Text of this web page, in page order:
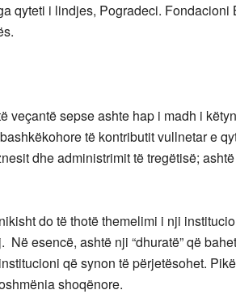
qyteti i lindjes, Pogradeci. Fondacioni
veçantë sepse ashte hap i madh i
të kontributit vullnetar e
dhe administrimit të tregëtisë;
do të thotë themelimi i nji
esencë, ashtë nji “dhuratë” që
që synon të përjetësohet.
shoqënore.